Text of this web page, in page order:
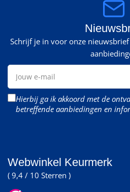
Schrijf je in voor onze
Jouw
mail
Hierbij ga ik akkoord met de
betreffende aanbiedingen en
Webwinkel Keurmerk
( 9,4 / 10 Sterren )